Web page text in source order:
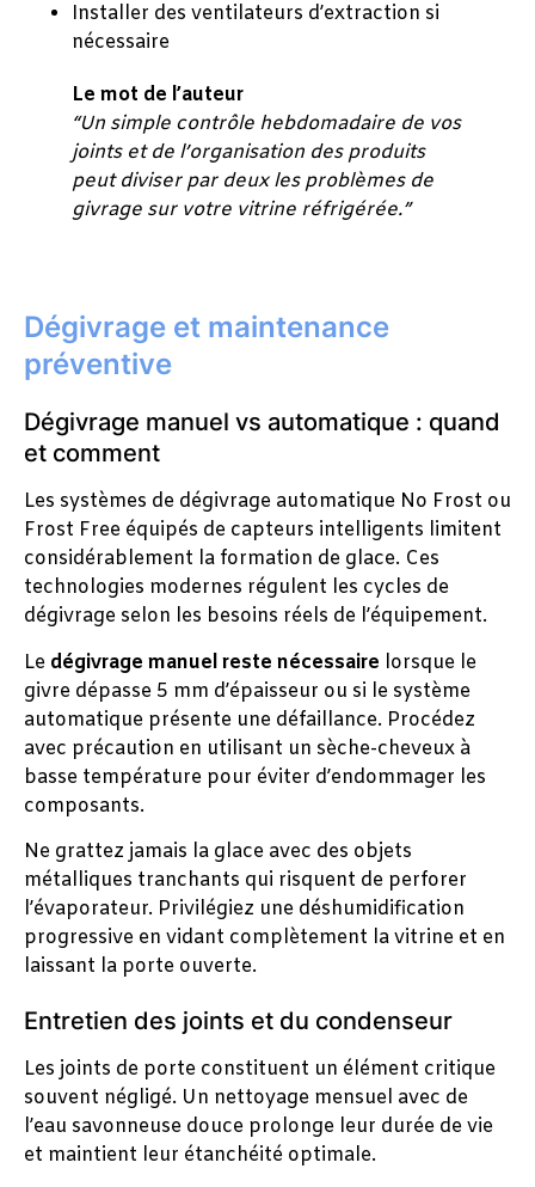
Installer des ventilateurs d’extraction si
nécessaire
Le mot de l’auteur
“Un simple contrôle hebdomadaire de vos
joints et de l’organisation des produits
peut diviser par deux les problèmes de
givrage sur votre vitrine réfrigérée.”
Dégivrage et maintenance
préventive
Dégivrage manuel vs automatique : quand
et comment
Les systèmes de dégivrage automatique No Frost ou
Frost Free équipés de capteurs intelligents limitent
considérablement la formation de glace. Ces
technologies modernes régulent les cycles de
dégivrage selon les besoins réels de l’équipement.
Le dégivrage manuel reste nécessaire lorsque le
givre dépasse 5 mm d’épaisseur ou si le système
automatique présente une défaillance. Procédez
avec précaution en utilisant un sèche-cheveux à
basse température pour éviter d’endommager les
composants.
Ne grattez jamais la glace avec des objets
métalliques tranchants qui risquent de perforer
l’évaporateur. Privilégiez une déshumidification
progressive en vidant complètement la vitrine et en
laissant la porte ouverte.
Entretien des joints et du condenseur
Les joints de porte constituent un élément critique
souvent négligé. Un nettoyage mensuel avec de
l’eau savonneuse douce prolonge leur durée de vie
et maintient leur étanchéité optimale.